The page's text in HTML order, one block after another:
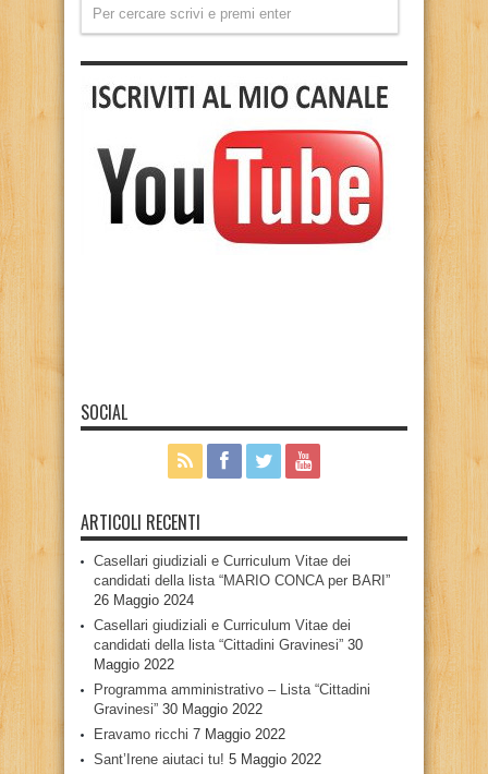
SOCIAL
ARTICOLI RECENTI
Casellari giudiziali e Curriculum Vitae dei
candidati della lista “MARIO CONCA per BARI”
26 Maggio 2024
Casellari giudiziali e Curriculum Vitae dei
candidati della lista “Cittadini Gravinesi” 30
Maggio 2022
Programma amministrativo – Lista “Cittadini
Gravinesi” 30 Maggio 2022
Eravamo ricchi 7 Maggio 2022
Sant’Irene aiutaci tu! 5 Maggio 2022